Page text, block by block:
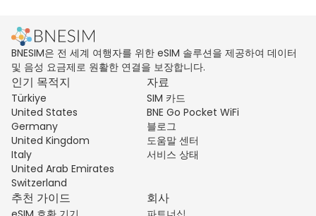
BNESIM은 전 세계 여행자를 위한 eSIM 솔루션을 제공하여 데이터
및 음성 요금제로 원활한 연결을 보장합니다.
인기 목적지
Türkiye
United States
Germany
United Kingdom
Italy
United Arab Emirates
Switzerland
자료
SIM 카드
BNE Go Pocket WiFi
블로그
도움말 센터
서비스 상태
추천 가이드 회사